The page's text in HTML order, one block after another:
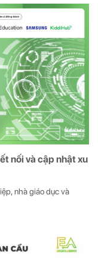
nối và cập nhật xu
nhà giáo dục và